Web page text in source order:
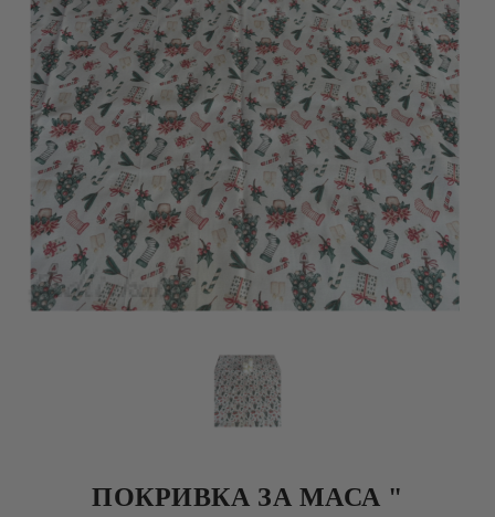
ПОКРИВКА ЗА МАСА "